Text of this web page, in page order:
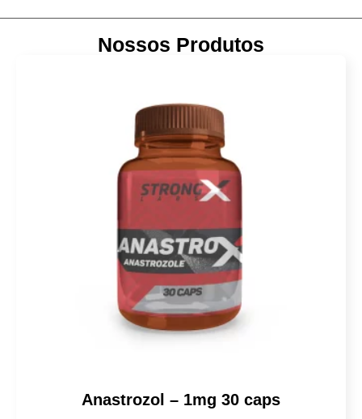
Nossos Produtos
Anastrozol – 1mg 30 caps